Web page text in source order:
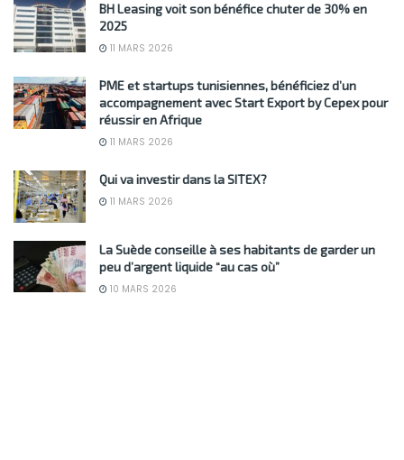
BH Leasing voit son bénéfice chuter de 30% en
2025
11 MARS 2026
PME et startups tunisiennes, bénéficiez d’un
accompagnement avec Start Export by Cepex pour
réussir en Afrique
11 MARS 2026
Qui va investir dans la SITEX?
11 MARS 2026
La Suède conseille à ses habitants de garder un
peu d’argent liquide “au cas où”
10 MARS 2026